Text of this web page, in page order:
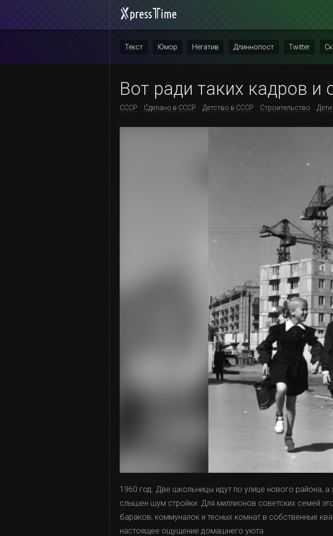
Текст Юмор Негатив Длиннопост Twitter
Вот ради таких кадров и
СССР Сделано в СССР Детство в СССР Строительство Дети
1960 год. Две школьницы идут по улице нового района,
слышен шум стройки. Для миллионов советских семей
бараков, коммуналок и тесных комнат в собственные
настоящее ощущение домашнего уюта.